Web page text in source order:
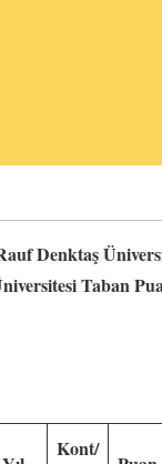
Denktaş
Taban
Kont/